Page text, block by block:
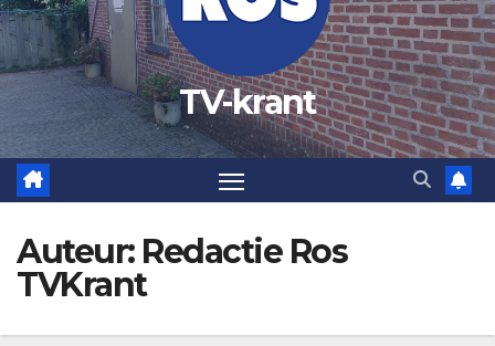
TV-krant
Auteur: Redactie Ros
TVKrant